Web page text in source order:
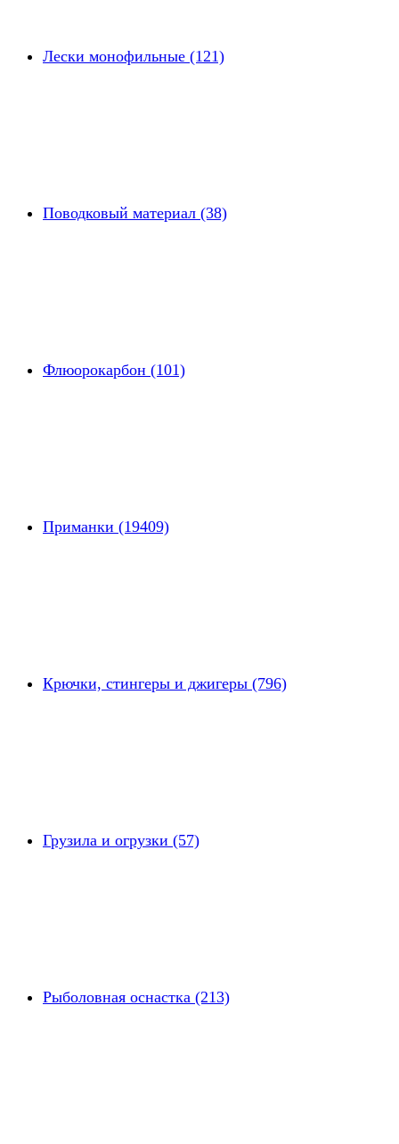
Лески монофильные (121)
Поводковый материал (38)
Флюорокарбон (101)
Приманки (19409)
Крючки, стингеры и джигеры (796)
Грузила и огрузки (57)
Рыболовная оснастка (213)